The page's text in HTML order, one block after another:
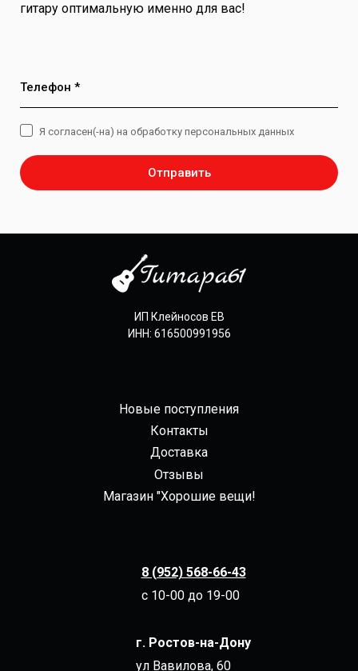
гитару оптимальную именно для вас!
Телефон *
Отправить
Я согласен(-на) на обработку персональных данных
ИП Клейносов ЕВ
ИНН: 616500991956
Новые поступления
Контакты
Доставка
Отзывы
Магазин "Хорошие вещи!
8 (952) 568-66-43
с 10-00 до 19-00
г. Ростов-на-Дону
ул Вавилова, 60